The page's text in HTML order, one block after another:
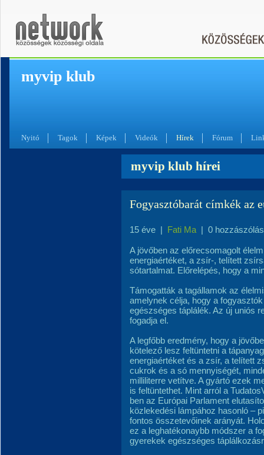
myvip klub
Nyitó Tagok Képek Videók Hírek Fórum
myvip klub hírei
Fogyasztóbarát címkék az
15 éve | Fati Ma | 0 hozzászólás
A jövőben az előrecsomagolt
energiaértéket, a zsír-, telített
sótartalmat. Előrelépés, hogy a
Támogatták a tagállamok az
amelynek célja, hogy a
egészséges táplálék. Az új uniós
fogadja el.
A legfőbb eredmény, hogy a
kötelező lesz feltüntetni a
energiaértéket és a zsír, a telített
cukrok és a só mennyiségét,
milliliterre vetítve. A gyártó ezek
is feltüntethet. Mint arról a
ben az Európai Parlament
közlekedési lámpához hasonló –
fontos összetevőinek arányát.
ez a leghatékonaybb módszer a
gyerekek egészséges